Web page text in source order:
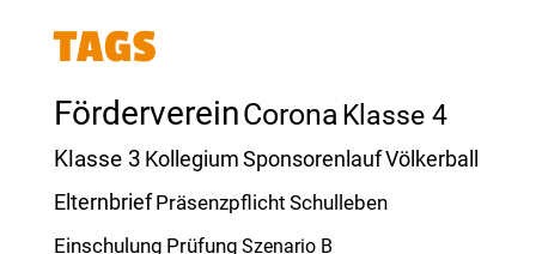
TAGS
FördervereinCoronaKlasse 4
Klasse 3 KollegiumSponsorenlaufVölkerball
Elternbrief Präsenzpflicht Schulleben
Einschulung Prüfung Szenario B